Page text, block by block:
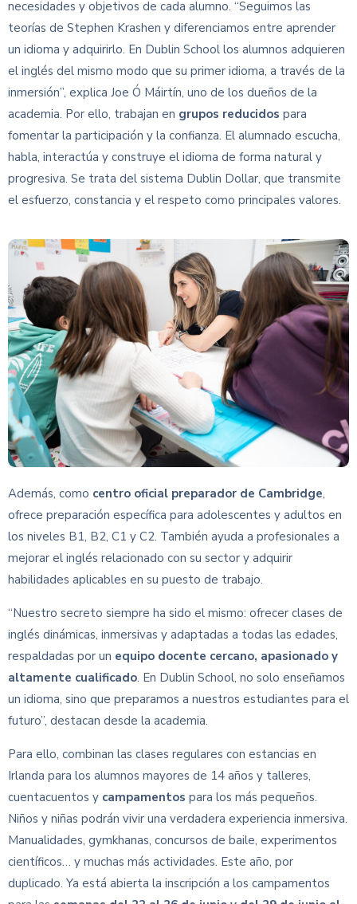
necesidades y objetivos de cada alumno. “Seguimos las
teorías de Stephen Krashen y diferenciamos entre aprender
un idioma y adquirirlo. En Dublin School los alumnos adquieren
el inglés del mismo modo que su primer idioma, a través de la
inmersión”, explica Joe Ó Máirtín, uno de los dueños de la
academia. Por ello, trabajan en grupos reducidos para
fomentar la participación y la confianza. El alumnado escucha,
habla, interactúa y construye el idioma de forma natural y
progresiva. Se trata del sistema Dublin Dollar, que transmite
el esfuerzo, constancia y el respeto como principales valores.
Además, como centro oficial preparador de Cambridge,
ofrece preparación específica para adolescentes y adultos en
los niveles B1, B2, C1 y C2. También ayuda a profesionales a
mejorar el inglés relacionado con su sector y adquirir
habilidades aplicables en su puesto de trabajo.
“Nuestro secreto siempre ha sido el mismo: ofrecer clases de
inglés dinámicas, inmersivas y adaptadas a todas las edades,
respaldadas por un equipo docente cercano, apasionado y
altamente cualificado. En Dublin School, no solo enseñamos
un idioma, sino que preparamos a nuestros estudiantes para el
futuro”, destacan desde la academia.
Para ello, combinan las clases regulares con estancias en
Irlanda para los alumnos mayores de 14 años y talleres,
cuentacuentos y campamentos para los más pequeños.
Niños y niñas podrán vivir una verdadera experiencia inmersiva.
Manualidades, gymkhanas, concursos de baile, experimentos
científicos… y muchas más actividades. Este año, por
duplicado. Ya está abierta la inscripción a los campamentos